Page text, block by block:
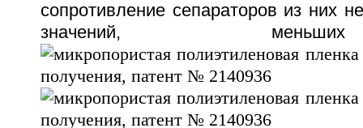
сопротивление сепараторов из них
значений,